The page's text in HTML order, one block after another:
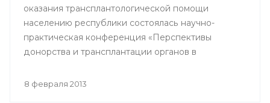
оказания трансплантологической помощи
населению республики состоялась научно-
практическая конференция «Перспективы
донорства и трансплантации органов в
8 февраля 2013